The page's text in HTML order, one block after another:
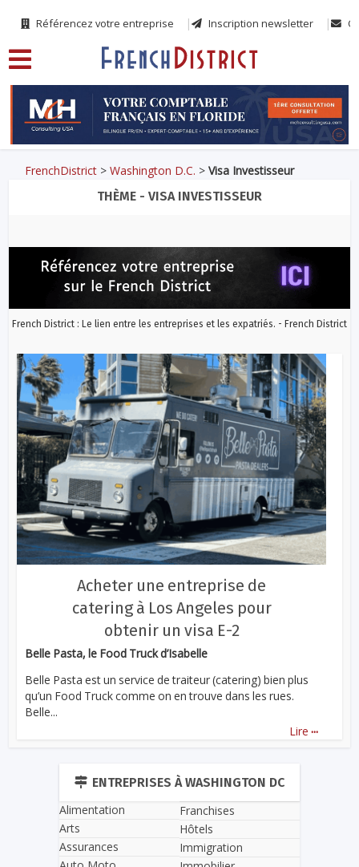
Référencez votre entreprise Inscription newsletter
FrenchDistrict >Washington D.C. >Visa Investisseur
THÈME - VISA INVESTISSEUR
French District : Le lien entre les entreprises et les expatriés. - French District
Acheter une entreprise de
catering à Los Angeles pour
obtenir un visa E-2
Belle Pasta, le Food Truck d’Isabelle
Belle Pasta est un service de traiteur (catering) bien plus
qu’un Food Truck comme on en trouve dans les rues.
Belle...
Lire ...
ENTREPRISES À WASHINGTON DC
Alimentation
Arts
Assurances
Franchises
Hôtels
Immigration